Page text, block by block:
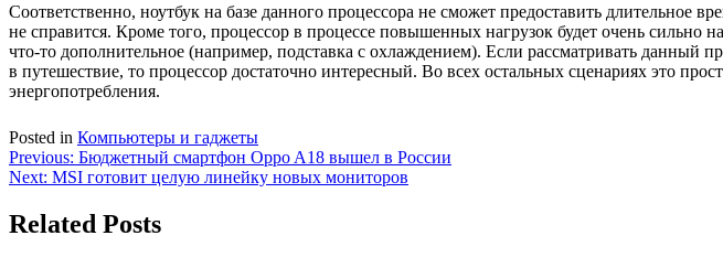
Соответственно, ноутбук на базе данного процессора не сможет предоставить длительное
не справится. Кроме того, процессор в процессе повышенных нагрузок будет очень сильно
что-то дополнительное (например, подставка с охлаждением). Если рассматривать данный
в путешествие, то процессор достаточно интересный. Во всех остальных сценариях это
энергопотребления.
Posted in Компьютеры и гаджеты
Навигация
по
записям
Previous: Бюджетный смартфон Oppo A18 вышел в России
Next: MSI готовит целую линейку новых мониторов
Related Posts